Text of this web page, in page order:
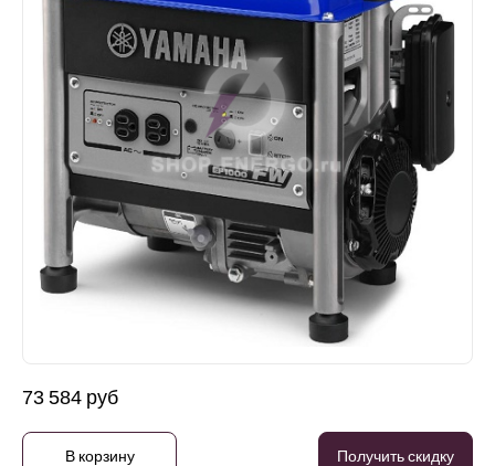
73 584 руб
В корзину Получить скидку